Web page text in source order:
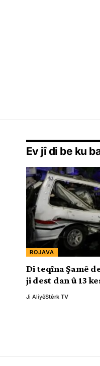
Ev jî di be ku
ROJAVA
Di teqîna Şamê
ji dest dan û 13
Ji AliyêStêrk TV